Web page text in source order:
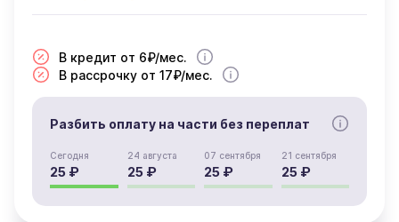
В кредит от 6₽/мес.
В рассрочку от 17₽/мес.
Разбить оплату на части без переплат
Сегодня
25 ₽
24 августа
25 ₽
07 сентября
25 ₽
21 сентября
25 ₽